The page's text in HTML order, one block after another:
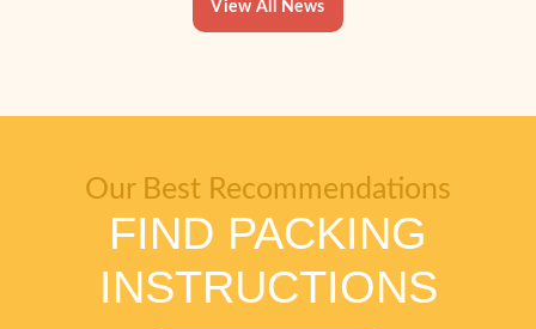
View All News
Our Best Recommendations
FIND PACKING
INSTRUCTIONS